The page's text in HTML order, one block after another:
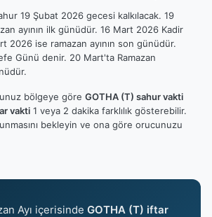
19 Şubat 2026 gecesi kalkılacak. 19
ayının ilk günüdür. 16 Mart 2026 Kadir
2026 ise ramazan ayının son günüdür.
Günü denir. 20 Mart'ta Ramazan
bölgeye göre GOTHA (T) sahur vakti
vakti 1 veya 2 dakika farklılık gösterebilir.
bekleyin ve ona göre orucunuzu
Ayı içerisinde GOTHA (T) iftar